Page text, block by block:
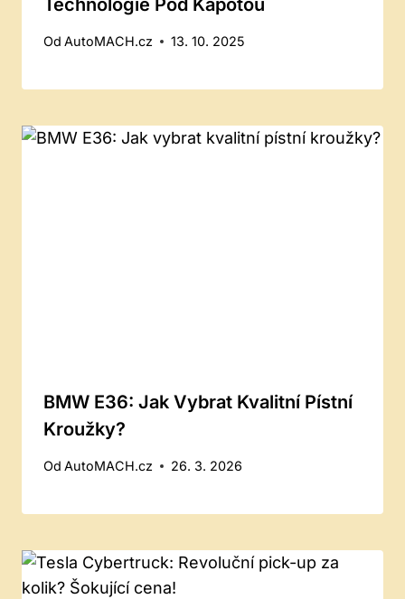
Od AutoMACH.cz 13. 10. 2025
BMW E36: Jak Vybrat Kvalitní Pístní
Kroužky?
Od AutoMACH.cz 26. 3. 2026